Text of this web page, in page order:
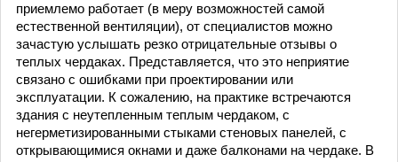
приемлемо работает (в меру возможностей самой
естественной вентиляции), от специалистов можно
зачастую услышать резко отрицательные отзывы о
теплых чердаках. Представляется, что это неприятие
связано с ошибками при проектировании или
эксплуатации. К сожалению, на практике встречаются
здания с неутепленным теплым чердаком, с
негерметизированными стыками стеновых панелей, с
открывающимися окнами и даже балконами на чердаке. В